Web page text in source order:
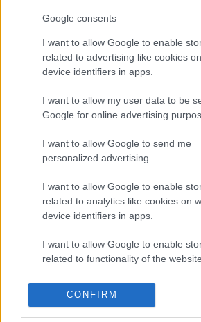
Google consents
I want to allow Google to enable
related to advertising like cookies
device identifiers in apps.
I want to allow my user data to be
Google for online advertising
I want to allow Google to send me
personalized advertising.
I want to allow Google to enable
related to analytics like cookies on
device identifiers in apps.
I want to allow Google to enable
related to functionality of the
I want to allow Google to enable
CONFIRM
Megosztás: